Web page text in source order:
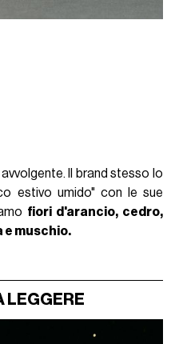
Il brand stesso lo
estivo umido" con le sue
fiori d'arancio, cedro,
e muschio.
LEGGERE